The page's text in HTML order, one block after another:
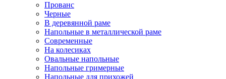
Прованс
Черные
В деревянной раме
Напольные в металлической раме
Современные
На колесиках
Овальные напольные
Напольные гримерные
Напольные для прихожей